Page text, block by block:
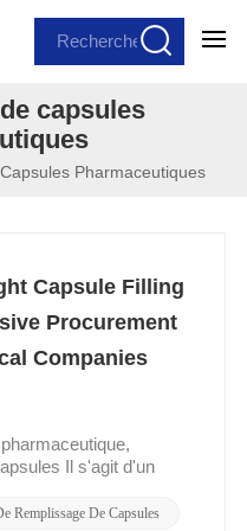
capsules
Pharmaceutiques
Capsule Filling
Procurement
Companies
Il s'agit d'un
sur la sécurité et la
Remplissage De Capsules